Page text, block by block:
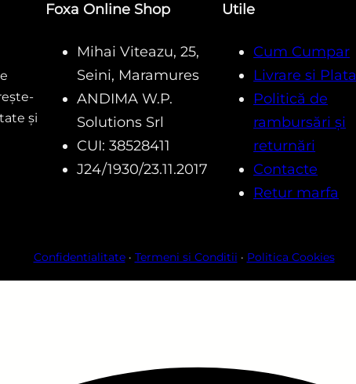
și
Foxa Online Shop
Mihai Viteazu, 25,
Seini, Maramures
ANDIMA W.P.
Solutions Srl
CUI: 38528411
J24/1930/23.11.2017
Utile
Cum Cumpar
Livrare si Plata
Politică de
rambursări și
returnări
Contacte
Retur marfa
Confidentialitate· Termeni si Conditii · Politica Cookies